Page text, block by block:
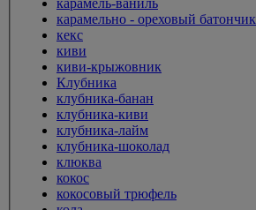
карамель-ваниль
карамельно - ореховый батончик
кекс
киви
киви-крыжовник
Клубника
клубника-банан
клубника-киви
клубника-лайм
клубника-шоколад
клюква
кокос
кокосовый трюфель